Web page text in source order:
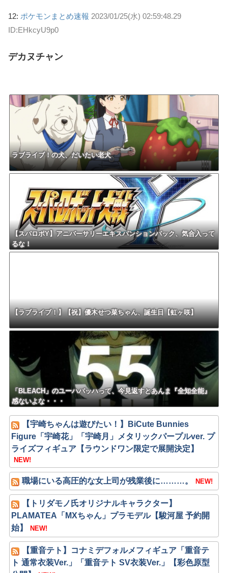
12: ポケモンまとめ速報 2023/01/25(水) 02:59:48.29
ID:EHkcyU9p0
デカヌチャン
ラブライブ！の犬、だいたい老犬
【スパロボY】アニバーサリーエキスパンションパック、気合入って
るな！
【ラブライブ！】【祝】優木せつ菜ちゃん、誕生日【虹ヶ咲】
「BLEACH」のユーハバッハって、今見返すとあんま『全知全能』
感ないよな・・・
【宇崎ちゃんは遊びたい！】BiCute Bunnies
Figure「宇崎花」「宇崎月」メタリックパープルver. プ
ライズフィギュア【ラウンドワン限定で展開決定】
NEW!
職場にいる高圧的な女上司が残業後に………。 NEW!
【トリダモノ氏オリジナルキャラクター】
PLAMATEA「MXちゃん」プラモデル【駿河屋 予約開
始】
NEW!
【重音テト】コナミデフォルメフィギュア「重音テ
ト 通常衣装Ver.」「重音テト SV衣装Ver.」【彩色原型